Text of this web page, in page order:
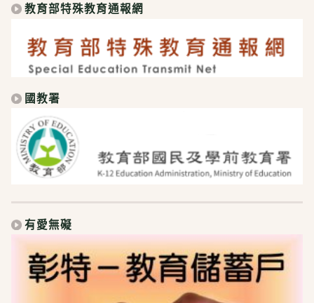
教育部特殊教育通報網
國教署
有愛無礙